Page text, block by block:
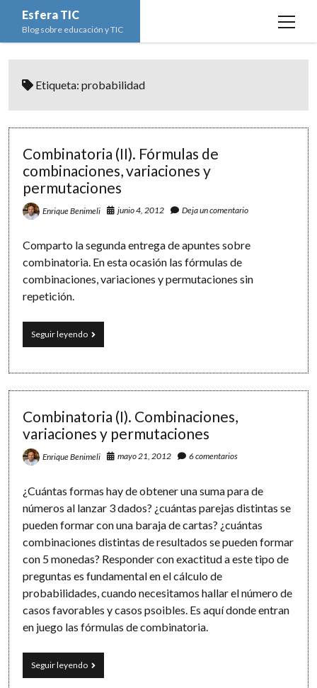
Esfera TIC
Blog sobre educación y TIC
open
Educación y TIC open
Escuela de padres
Espacios
Formación
Lectura
menu
Ciencias Naturales
Ed. Plástica y Visual
Geografía e Historia
Lengua
Música
Informática
open
menu
Imagen digital
Ofimática open
menu
Hoja de cálculo
Redes de ordenadores
Redes sociales
Sistemas Operativos
Software
Matemáticas open
menu
Estadística
twitter facebookinstagram
youtube
Etiqueta:probabilidad
Combinatoria (II). Fórmulas de
combinaciones, variaciones y
permutaciones
Enrique Benimeli junio 4, 2012 Deja un comentario
Comparto la segunda entrega de apuntes sobre
combinatoria. En esta ocasión las fórmulas de
combinaciones, variaciones y permutaciones sin
repetición.
Seguir leyendoCombinatoria
(II).
de
permutaciones
Combinatoria (I). Combinaciones,
variaciones y permutaciones
Enrique Benimeli mayo 21, 2012 6 comentarios
¿Cuántas formas hay de obtener una suma para de
números al lanzar 3 dados? ¿cuántas parejas distintas se
pueden formar con una baraja de cartas? ¿cuántas
combinaciones distintas de resultados se pueden formar
con 5 monedas? Responder con exactitud a este tipo de
preguntas es fundamental en el cálculo de
probabilidades, cuando necesitamos hallar el número de
casos favorables y casos psoibles. Es aquí donde entran
en juego las fórmulas de combinatoria.
Seguir leyendoCombinatoria
(I).